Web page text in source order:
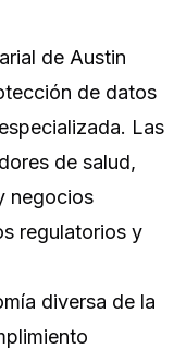
de Austin
de datos
Las
de salud,
negocios
regulatorios y
diversa de la